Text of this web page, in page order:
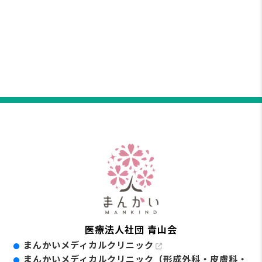
医療法人社団 青山会
まんかいメディカルクリニック
まんかいメディカルクリニック（形成外科・皮膚科・